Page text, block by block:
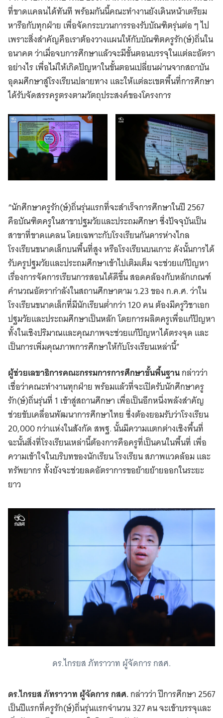
ที่ขาดแคลนได้ทันที พร้อมกันนี้คณะทำงานยังเดินหน้าเตรียม
หารือกับทุกฝ่าย เพื่อจัดกระบวนการรองรับบัณฑิตรุ่นต่อ ๆ ไป
เพราะสิ่งสำคัญคือเราต้องวางแผนให้กับบัณฑิตครูรัก(ษ์)ถิ่นใน
อนาคต ว่าเมื่อจบการศึกษาแล้วจะมีขั้นตอนบรรจุในแต่ละอัตรา
อย่างไร เพื่อไม่ให้เกิดปัญหาในขั้นตอนเปลี่ยนผ่านจากสถาบัน
อุดมศึกษาสู่โรงเรียนปลายทาง และให้แต่ละเขตพื้นที่การศึกษา
ได้รับจัดสรรครูตรงตามวัตถุประสงค์ของโครงการ
“นักศึกษาครูรัก(ษ์)ถิ่นรุ่นแรกที่จะสำเร็จการศึกษาในปี 2567
คือบัณฑิตครูในสาขาปฐมวัยและประถมศึกษา ซึ่งปัจจุบันเป็น
สาขาที่ขาดแคลน โดยเฉพาะกับโรงเรียนกันดารห่างไกล
โรงเรียนขนาดเล็กบนพื้นที่สูง หรือโรงเรียนบนเกาะ ดังนั้นการได้
รับครูปฐมวัยและประถมศึกษาเข้าไปเติมเต็ม จะช่วยแก้ปัญหา
เรื่องการจัดการเรียนการสอนได้ดีขึ้น สอดคล้องกับหลักเกณฑ์
คำนวณอัตรากำลังในสถานศึกษาตาม ว.23 ของ ก.ค.ศ. ว่าใน
โรงเรียนขนาดเล็กที่มีนักเรียนต่ำกว่า 120 คน ต้องมีครูวิชาเอก
ปฐมวัยและประถมศึกษาเป็นหลัก โดยการผลิตครูเพื่อแก้ปัญหา
ทั้งในเชิงปริมาณและคุณภาพจะช่วยแก้ปัญหาได้ตรงจุด และ
เป็นการเพิ่มคุณภาพการศึกษาให้กับโรงเรียนเหล่านี้”
ผู้ช่วยเลขาธิการคณะกรรมการการศึกษาขั้นพื้นฐานกล่าวว่า
เชื่อว่าคณะทำงานทุกฝ่าย พร้อมแล้วที่จะเปิดรับนักศึกษาครู
รัก(ษ์)ถิ่นรุ่นที่ 1 เข้าสู่สถานศึกษา เพื่อเป็นอีกหนึ่งพลังสำคัญ
ช่วยขับเคลื่อนพัฒนาการศึกษาไทย ซึ่งต้องยอมรับว่าโรงเรียน
20,000 กว่าแห่งในสังกัด สพฐ. นั้นมีความแตกต่างเชิงพื้นที่
ฉะนั้นสิ่งที่โรงเรียนเหล่านี้ต้องการคือครูที่เป็นคนในพื้นที่ เพื่อ
ความเข้าใจในบริบทของนักเรียน โรงเรียน สภาพแวดล้อม และ
ทรัพยากร ทั้งยังจะช่วยลดอัตราการขอย้ายย้ายออกในระยะ
ยาว
ดร.ไกรยส ภัทราวาท ผู้จัดการ กสศ.
ดร.ไกรยส ภัทราวาท ผู้จัดการ กสศ.กล่าวว่า ปีการศึกษา 2567
เป็นปีแรกที่ครูรัก(ษ์)ถิ่นรุ่นแรกจำนวน 327 คน จะเข้าบรรจุและ